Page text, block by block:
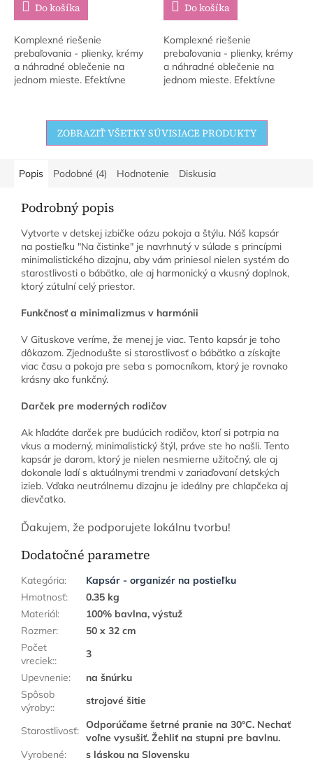
Do košíka
Komplexné riešenie
prebaľovania - plienky, krémy
a náhradné oblečenie na
jednom mieste. Efektívne
okamžitú...
Do košíka
Komplexné riešenie
prebaľovania - plienky, krémy
a náhradné oblečenie na
jednom mieste. Efektívne
okamžitú...
ZOBRAZIŤ VŠETKY SÚVISIACE PRODUKTY
Popis Podobné (4) Hodnotenie Diskusia
Podrobný popis
Vytvorte v detskej izbičke oázu pokoja a štýlu. Náš kapsár
na postieľku "Na čistinke" je navrhnutý v súlade s princípmi
minimalistického dizajnu, aby vám priniesol nielen systém do
starostlivosti o bábätko, ale aj harmonický a vkusný doplnok,
ktorý zútulní celý priestor.
Funkčnosť a minimalizmus v harmónii
V Gituskove veríme, že menej je viac. Tento kapsár je toho
dôkazom. Zjednodušte si starostlivosť o bábätko a získajte
viac času a pokoja pre seba s pomocníkom, ktorý je rovnako
krásny ako funkčný.
Darček pre moderných rodičov
Ak hľadáte darček pre budúcich rodičov, ktorí si potrpia na
vkus a moderný, minimalistický štýl, práve ste ho našli. Tento
kapsár je darom, ktorý je nielen nesmierne užitočný, ale aj
dokonale ladí s aktuálnymi trendmi v zariaďovaní detských
izieb. Vďaka neutrálnemu dizajnu je ideálny pre chlapčeka aj
dievčatko.
Ďakujem, že podporujete lokálnu tvorbu!
Dodatočné parametre
Kategória:
Kapsár - organizér na postieľku
Hmotnosť:
0.35 kg
Materiál:
100% bavlna, výstuž
Rozmer:
50 x 32 cm
Počet
vreciek::
3
Upevnenie:
na šnúrku
Spôsob
výroby::
strojové šitie
Starostlivosť: Odporúčame šetrné pranie na 30°C. Nechať
voľne vysušiť. Žehliť na stupni pre bavlnu.
Vyrobené: s láskou na Slovensku